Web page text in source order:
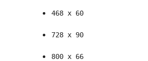
468 x 60
728 x 90
800 x 66